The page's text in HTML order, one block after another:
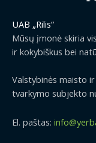
UAB „Rilis“
Mūsų įmonė skiria
ir kokybiškus bei
Valstybinės maisto
tvarkymo subjekto
El. paštas: